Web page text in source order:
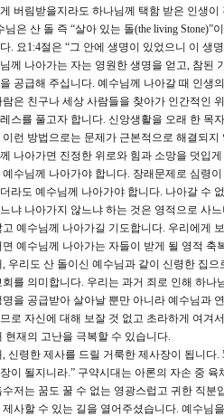
버림받을지라도 하나님께 택함 받은 인생
님은 산 돌 즉 “살아 있는 돌(the living
. 요1:4절은 “그 안에 생명이 있었으니 이 생
께 나아가는 자는 영원한 생명을 얻고, 참된
공급해 주십니다. 예수님께 나아갈 때 인생
람은 친구나 세상 사람들을 찾아가 인간적인
스를 풀고자 합니다. 신앙생활을 오래 한 목
이런 방법으로는 문제가 근본적으로 해결되
나아가면 진정한 위로와 힘과 소망을 덧입
예수님께 나아가야 합니다. 장래문제로 심령
라도 예수님께 나아가야 합니다. 나아갈 수
냐 나아가지 않느냐 하는 것은 영적으로 사
고 예수님께 나아가길 기도합니다. 우리에게
면 예수님께 나아가는 자들이 받게 될 영적 축
, 우리도 산 돌이신 예수님과 같이 신령한 집
회를 의미합니다. 우리는 과거 죄로 인해 하
명을 공급받아 살아날 뿐만 아니라 예수님과
로 자신에 대해 보잘 것 없고 초라하게 여겨
현재의 고난을 극복할 수 있습니다.
, 신령한 제사를 드릴 거룩한 제사장이 됩니다
이 될지니라.” 구약시대는 아론의 자손 중
수저는 꿈도 꿀 수 없는 영광스럽고 귀한 직
제사할 수 있는 길을 열어주셨습니다. 예수님